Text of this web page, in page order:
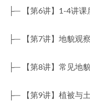
├─ 【第6讲】1-4讲课
├─ 【第7讲】地貌观
├─ 【第8讲】常见地
├─ 【第9讲】植被与